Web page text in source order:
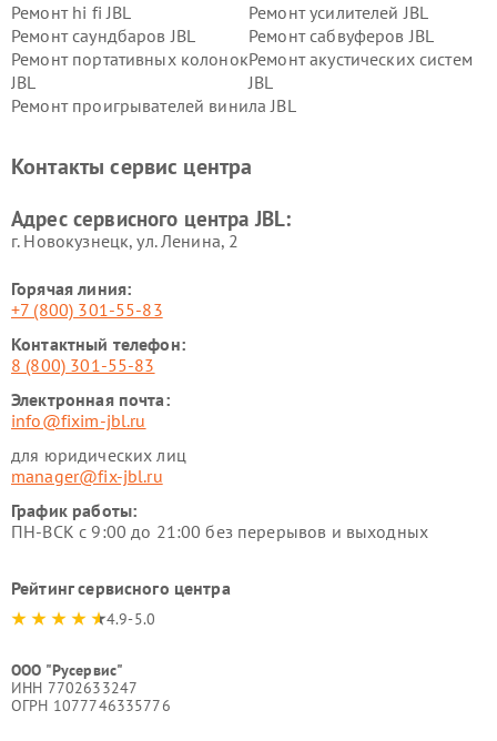
Ремонт hi fi JBL
Ремонт усилителей JBL
Ремонт саундбаров JBL
Ремонт сабвуферов JBL
Ремонт портативных колонок
JBL
Ремонт акустических систем
JBL
Ремонт проигрывателей винила JBL
Контакты сервис центра
Адрес сервисного центра JBL:
г. Новокузнецк, ул. Ленина, 2
Горячая линия:
+7 (800) 301-55-83
Контактный телефон:
8 (800) 301-55-83
Электронная почта:
info@fixim-jbl.ru
для юридических лиц
manager@fix-jbl.ru
График работы:
ПН-ВСК с 9:00 до 21:00 без перерывов и выходных
Рейтинг сервисного центра
4.9-5.0
ООО "Русервис"
ИНН 7702633247
ОГРН 1077746335776